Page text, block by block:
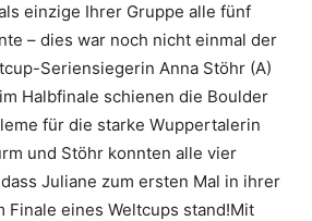
einzige Ihrer Gruppe alle fünf
– dies war noch nicht einmal der
Seriensiegerin Anna Stöhr (A)
Halbfinale schienen die Boulder
für die starke Wuppertalerin
und Stöhr konnten alle vier
Juliane zum ersten Mal in ihrer
Finale eines Weltcups stand!Mit